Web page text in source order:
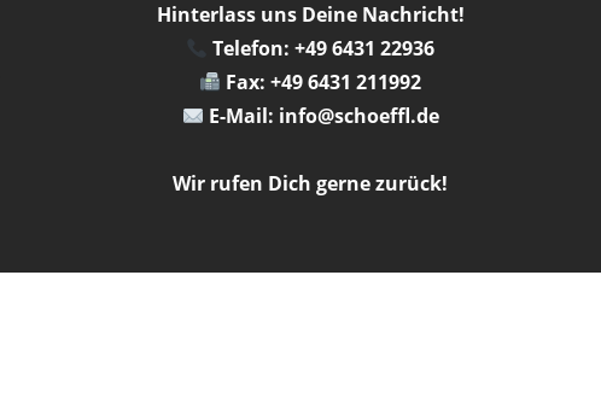
Hinterlass uns Deine Nachricht!
Telefon: +49 6431 22936
Fax: +49 6431 211992
E-Mail: info@schoeffl.de
Wir rufen Dich gerne zurück!